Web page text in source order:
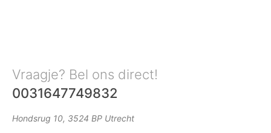
Vraagje? Bel ons direct!
0031647749832
Hondsrug 10, 3524 BP Utrecht